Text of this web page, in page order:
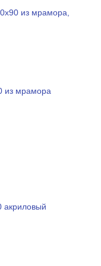
из мрамора,
из мрамора
акриловый